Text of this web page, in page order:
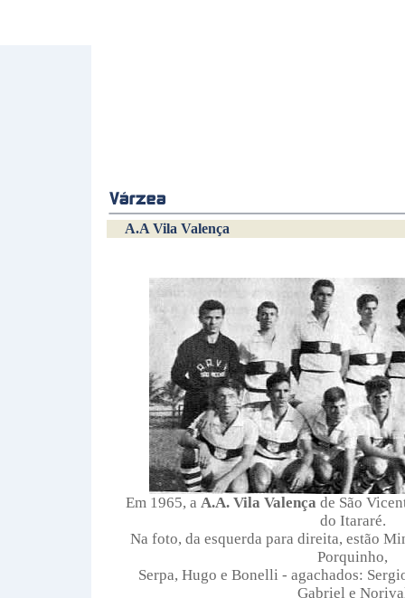
A.A Vila Valença
Em 1965, a A.A. Vila Valença de São
do Itararé.
Na foto, da esquerda para direita, estão
Porquinho,
Serpa, Hugo e Bonelli - agachados:
Gabriel e